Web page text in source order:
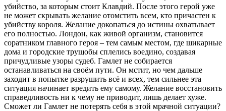
убийство, за которым стоит Клавдий. После этого герой уже
не может скрывать желание отомстить всем, кто причастен к
убийству короля. Желание докопаться до истины охватывает
его полностью. Лондон, как живой организм, становится
соратником главного героя – тем самым местом, где шикарные
дома и городские трущобы сплелись воедино, создавая
причудливые узоры судеб. Гамлет не собирается
останавливаться на своём пути. Он мстит, но чем дальше
заходит в попытке разрушить всё и всех, тем сильнее эта
ситуация начинает вредить ему самому. Желание восстановить
справедливость ни к чему не приводит, лишь делает хуже.
Сможет ли Гамлет не потерять себя в этой мрачной ситуации?